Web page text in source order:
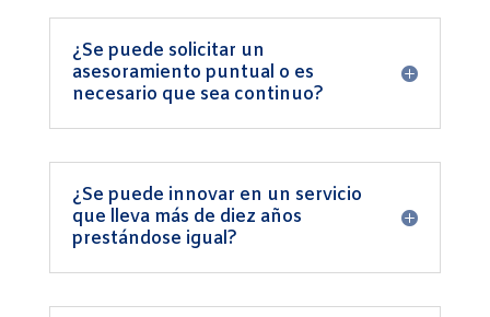
¿Se puede solicitar un
asesoramiento puntual o es
necesario que sea continuo?
¿Se puede innovar en un servicio
que lleva más de diez años
prestándose igual?